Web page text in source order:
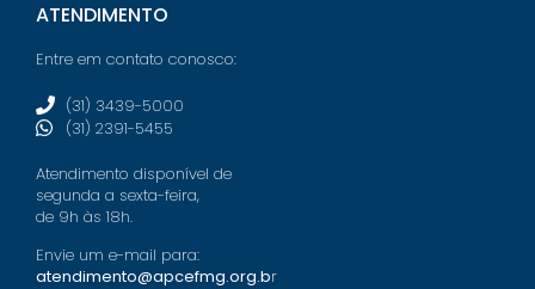
ATENDIMENTO
Entre em contato conosco:
(31) 3439-5000
(31) 2391-5455
Atendimento disponível de
segunda a sexta-feira,
de 9h às 18h.
Envie um e-mail para:
atendimento@apcefmg.org.br